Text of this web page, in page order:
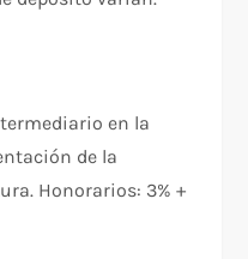
en la
de la
Honorarios: 3% +